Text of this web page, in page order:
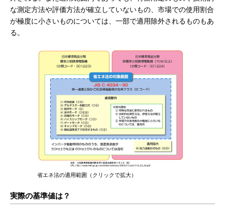
な測定方法や評価方法が確立していないもの、市場での使用割合
が極度に小さいものについては、一部で適用除外されるものもあ
る。
省エネ法の適用範囲（クリックで拡大）
実際の基準値は？